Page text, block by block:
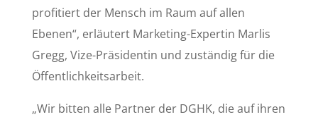
profitiert der Mensch im Raum auf allen
Ebenen“, erläutert Marketing-Expertin Marlis
Gregg, Vize-Präsidentin und zuständig für die
Öffentlichkeitsarbeit.
„Wir bitten alle Partner der DGHK, die auf ihren